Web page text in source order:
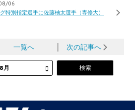
06
特別指定選手に佐藤柚太選手（専修大）
一覧へ 次の記事へ